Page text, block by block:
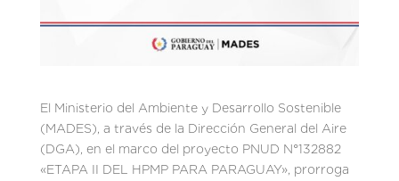
El Ministerio del Ambiente y Desarrollo Sostenible
(MADES), a través de la Dirección General del Aire
(DGA), en el marco del proyecto PNUD N°132882
«ETAPA II DEL HPMP PARA PARAGUAY», prorroga